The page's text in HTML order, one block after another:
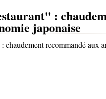
:
japonaise